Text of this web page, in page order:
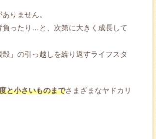
りません。
ったり…と、次第に大きく成長して
」の引っ越しを繰り返すライフスタ
と小さいものまでさまざまなヤドカリ